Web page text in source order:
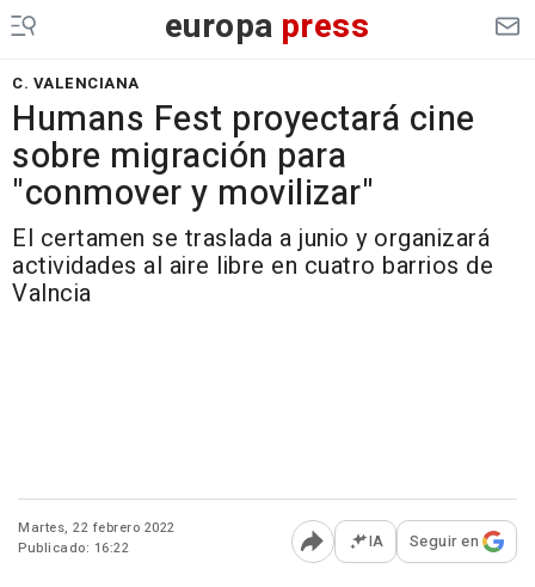
europa press
C. VALENCIANA
Humans Fest proyectará cine
sobre migración para
"conmover y movilizar"
El certamen se traslada a junio y organizará
actividades al aire libre en cuatro barrios de
Valncia
Martes, 22 febrero 2022
Publicado: 16:22
Abrir opciones para
IA Seguir en